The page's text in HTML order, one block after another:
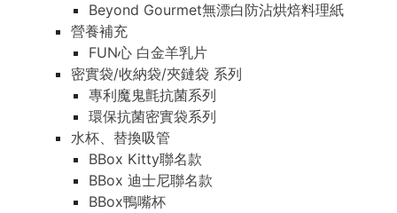
Beyond Gourmet無漂白防沾烘焙料理紙
營養補充
FUN心 白金羊乳片
密實袋/收納袋/夾鏈袋 系列
專利魔鬼氈抗菌系列
環保抗菌密實袋系列
水杯、替換吸管
BBox Kitty聯名款
BBox 迪士尼聯名款
BBox鴨嘴杯